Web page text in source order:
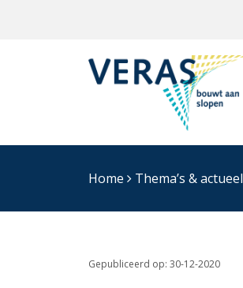
Home Thema’s & actueel
Gepubliceerd op: 30-12-2020